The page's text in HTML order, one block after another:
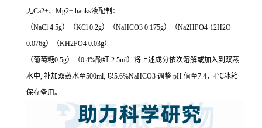
无Ca2+、Mg2+ hanks液配制：
（NaCl 4.5g）（KCl 0.2g）（NaHCO3 0.175g）（Na2HPO4·12H2O
0.076g）（KH2PO4 0.03g）
（葡萄糖0.5g）（0.4%酚红 2.5ml）将上述成分依次溶解或加入到双蒸
水中, 补加双蒸水至500ml, 以5.6%NaHCO3 调整 pH 值至7.4，4℃冰箱
保存备用。